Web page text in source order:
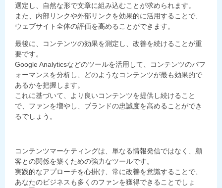
選定し、自然な形で文章に組み込むことが求められます。
また、内部リンクや外部リンクを効果的に活用することで、
ウェブサイト全体の評価を高めることができます。
最後に、コンテンツの効果を測定し、改善を続けることが重
要です。
Google Analyticsなどのツールを活用して、コンテンツのパフ
ォーマンスを分析し、どのようなコンテンツが最も効果的で
あるかを把握します。
これに基づいて、より良いコンテンツを提供し続けること
で、ファンを増やし、ブランドの忠誠度を高めることができ
るでしょう。
コンテンツマーケティングは、単なる情報発信ではなく、顧
客との関係を築くための強力なツールです。
実践的なアプローチを心掛け、常に改善を意識することで、
あなたのビジネスも多くのファンを獲得できることでしょ